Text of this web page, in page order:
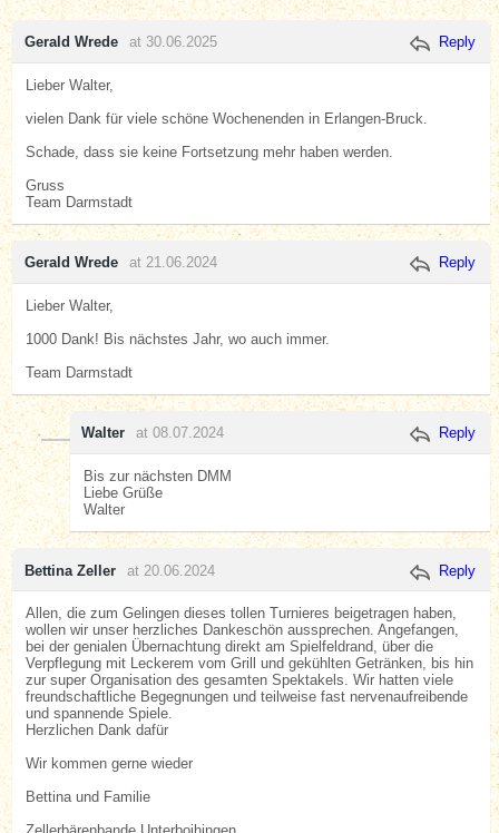
Gerald Wrede at 30.06.2025 Reply
Lieber Walter,
vielen Dank für viele schöne Wochenenden in Erlangen-Bruck.
Schade, dass sie keine Fortsetzung mehr haben werden.
Gruss
Team Darmstadt
Gerald Wrede at 21.06.2024 Reply
Lieber Walter,
1000 Dank! Bis nächstes Jahr, wo auch immer.
Team Darmstadt
Walter at 08.07.2024 Reply
Bis zur nächsten DMM
Liebe Grüße
Walter
Bettina Zeller at 20.06.2024 Reply
Allen, die zum Gelingen dieses tollen Turnieres beigetragen haben,
wollen wir unser herzliches Dankeschön aussprechen. Angefangen,
bei der genialen Übernachtung direkt am Spielfeldrand, über die
Verpflegung mit Leckerem vom Grill und gekühlten Getränken, bis hin
zur super Organisation des gesamten Spektakels. Wir hatten viele
freundschaftliche Begegnungen und teilweise fast nervenaufreibende
und spannende Spiele.
Herzlichen Dank dafür
Wir kommen gerne wieder
Bettina und Familie